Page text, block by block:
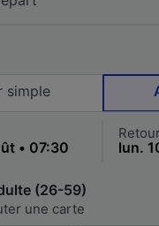
simple
Retour
(26-59)
une carte